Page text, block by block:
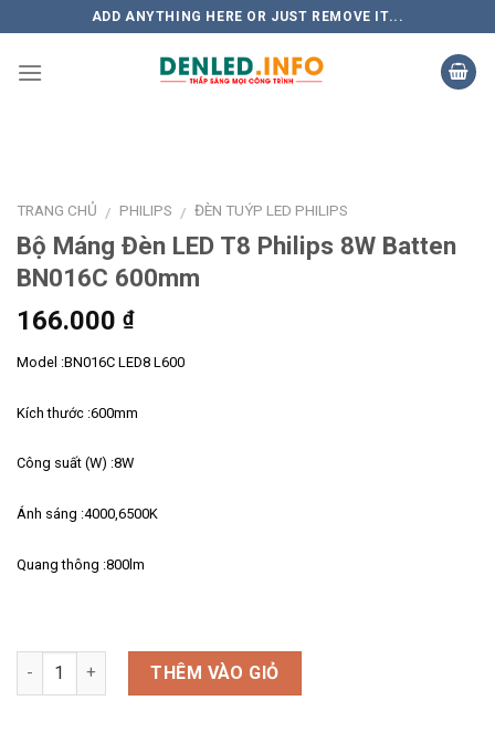
to
content
ADD ANYTHING HERE OR JUST REMOVE IT...
TRANG CHỦ / PHILIPS / ĐÈN TUÝP LED PHILIPS
Bộ Máng Đèn LED T8 Philips 8W Batten
BN016C 600mm
166.000 ₫
Model :BN016C LED8 L600
Kích thước :600mm
Công suất (W) :8W
Ánh sáng :4000,6500K
Quang thông :800lm
Số lượng THÊM VÀO GIỎ